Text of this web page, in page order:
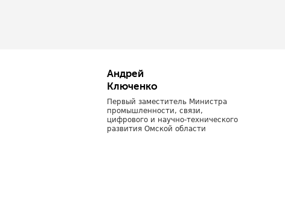
Андрей
Ключенко
Первый заместитель Министра
промышленности, связи,
цифрового и научно-технического
развития Омской области